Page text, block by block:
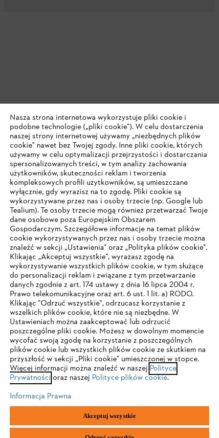
TWOJA PRZEGLĄDARKA NIE JEST
OBSŁUGIWANA
Korzystasz z przeglądarki, której jeszcze nie obsługujemy. W
celu optymalnego korzystania z naszej strony zalecamy
przejście do jednej z następujących przeglądarek:
Firefox Chrome
Nasza strona internetowa wykorzystuje pliki cookie i
podobne technologie („pliki cookie"). W celu dostarczenia
naszej strony internetowej używamy „niezbędnych plików
cookie" nawet bez Twojej zgody. Inne pliki cookie, których
używamy w celu optymalizacji przejrzystości i dostarczania
spersonalizowanych treści, w tym analizy zachowania
użytkowników, skuteczności reklam i tworzenia
kompleksowych profili użytkowników, są umieszczane
wyłącznie, gdy wyrazisz na to zgodę. Pliki cookie są
wykorzystywane przez nas i osoby trzecie (np. Google lub
Tealium). Te osoby trzecie mogą również przetwarzać Twoje
dane osobowe poza Europejskim Obszarem
Gospodarczym. Szczegółowe informacje na temat plików
cookie wykorzystywanych przez nas i osoby trzecie można
znaleźć w sekcji „Ustawienia" oraz „Polityka plików cookie".
Klikając „Akceptuj wszystkie", wyrażasz zgodę na
wykorzystywanie wszystkich plików cookie, w tym służące
do personalizacji reklam i związane z tym przetwarzanie
danych zgodnie z art. 174 ustawy z dnia 16 lipca 2004 r.
Prawo telekomunikacyjne oraz art. 6 ust. 1 lit. a) RODO.
Klikając "Odrzuć wszystkie", odrzucasz korzystanie z
wszelkich plików cookie, które nie są niezbędne. W
Ustawieniach można zaakceptować lub odrzucić
poszczególne pliki cookie. Możesz w dowolnym momencie
wycofać swoją zgodę na korzystanie z poszczególnych
plików cookie lub wszystkich plików cookie ze skutkiem na
przyszłość w sekcji „Pliki cookie" umieszczonej w stopce.
Więcej informacji można znaleźć w naszej Polityce
Prywatności oraz naszej Polityce plików cookie.
Informacja Prawna
Akceptuj wszystkie